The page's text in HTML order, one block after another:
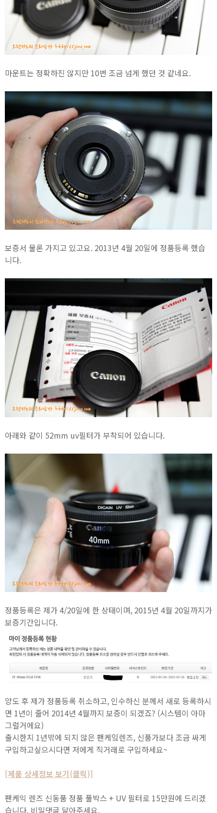
마운트는 정확하진 않지만 10번 조금 넘게 했던 것 같네요.
보증서 물론 가지고 있고요. 2013년 4월 20일에 정품등록 했습
니다.
아래와 같이 52mm uv필터가 부착되어 있습니다.
정품등록은 제가 4/20일에 한 상태이며, 2015년 4월 20일까지가
보증기간입니다.
양도 후 제가 정품등록 취소하고, 인수하신 분께서 새로 등록하시
면 1년이 줄어 2014년 4월까지 보증이 되겠죠? (시스템이 아마
그럴거에요)
출시한지 1년밖에 되지 않은 팬케잌렌즈, 신품가보다 조금 싸게
구입하고싶으시다면 저에게 직거래로 구입하세요~
[제품 상세정보 보기(클릭)]
팬케익 렌즈 신동품 정품 풀박스 + UV 필터로 15만원에 드리겠
습니다. 비밀댓글 달아주세요.